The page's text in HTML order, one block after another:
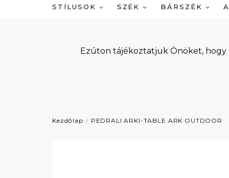
STÍLUSOK SZÉK BÁRSZÉK
Ezúton tájékoztatjuk Önöket, hogy
Kezdőlap PEDRALI ARKI-TABLE ARK OUTDOOR